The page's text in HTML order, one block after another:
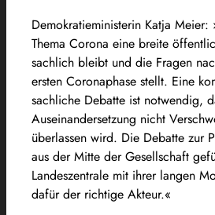
Demokratieministerin Katja
Thema Corona eine breite
sachlich bleibt und die Fragen
ersten Coronaphase stellt. Eine
sachliche Debatte ist notwendig,
Auseinandersetzung nicht
überlassen wird. Die Debatte zur
aus der Mitte der Gesellschaft
Landeszentrale mit ihrer langen
dafür der richtige Akteur.«